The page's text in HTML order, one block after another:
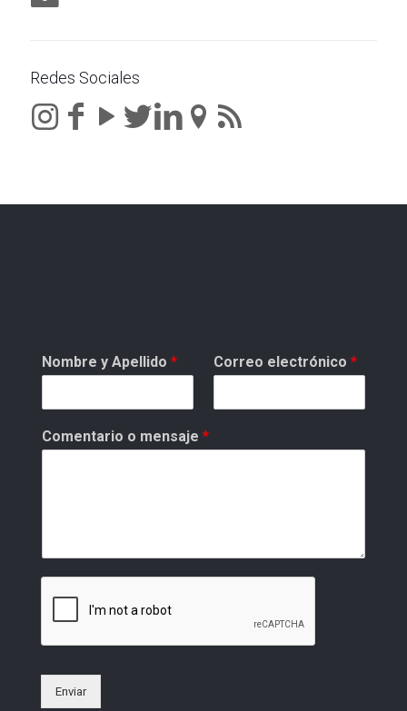
Redes Sociales
Nombre y Apellido * Correo electrónico *
Comentario o mensaje *
Enviar